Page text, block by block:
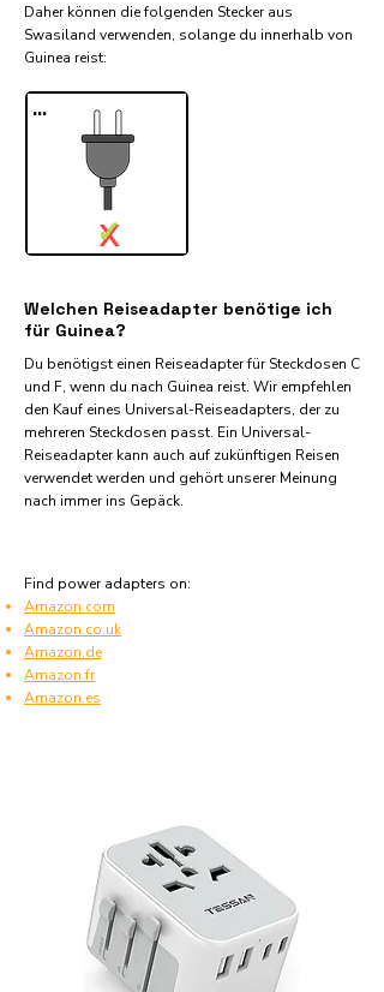
Daher können die folgenden Stecker aus
Swasiland verwenden, solange du innerhalb von
Guinea reist:​
...
X
✓
Welchen Reiseadapter benötige ich
für Guinea?
Du benötigst einen Reiseadapter für Steckdosen C
und F, wenn du nach Guinea reist. Wir empfehlen
den Kauf eines Universal-Reiseadapters, der zu
mehreren Steckdosen passt. Ein Universal-
Reiseadapter kann auch auf zukünftigen Reisen
verwendet werden und gehört unserer Meinung
nach immer ins Gepäck.
Find power adapters on:
Amazon.com
Amazon.co.uk
Amazon.de
Amazon.fr
Amazon.es